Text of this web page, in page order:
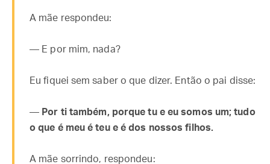
A mãe respondeu:
— E por mim, nada?
Eu fiquei sem saber o que dizer. Então o pai disse:
— Por ti também, porque tu e eu somos um; tudo
o que é meu é teu e é dos nossos filhos.
A mãe sorrindo, respondeu: